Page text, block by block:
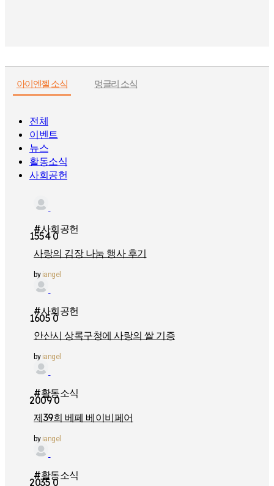
아이엔젤 소식 멍글리 소식
전체
이벤트
뉴스
활동소식
사회공헌
#사회공헌
사랑의 김장 나눔 행사 후기
by iangel
15540
#사회공헌
안산시 상록구청에 사랑의 쌀 기증
by iangel
16050
#활동소식
제39회 베페 베이비페어
by iangel
20090
#활동소식
20350